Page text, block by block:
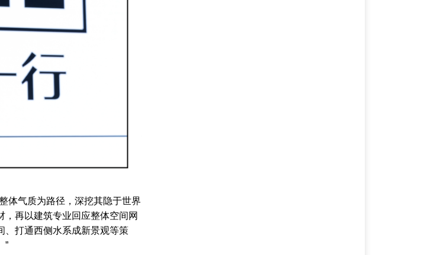
体气质为路径，深挖其隐于世界
再以建筑专业回应整体空间网
、打通西侧水系成新景观等策
”